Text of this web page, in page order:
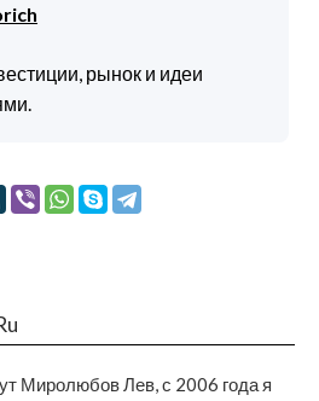
рынок и идеи
Миролюбов Лев, с 2006 года я